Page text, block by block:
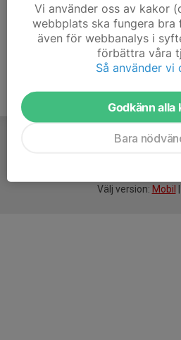
Välj version: Mobil
Vi använder oss av kakor
webbplats ska fungera bra
även för webbanalys i
förbättra våra
Så använder vi
Godkänn alla
Bara